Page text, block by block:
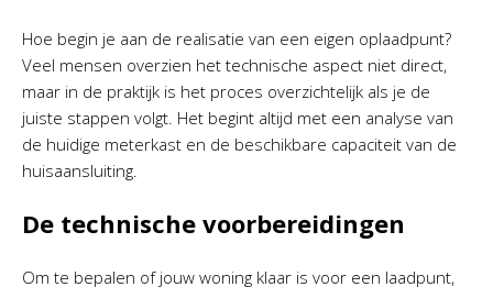
Hoe begin je aan de realisatie van een eigen oplaadpunt?
Veel mensen overzien het technische aspect niet direct,
maar in de praktijk is het proces overzichtelijk als je de
juiste stappen volgt. Het begint altijd met een analyse van
de huidige meterkast en de beschikbare capaciteit van de
huisaansluiting.
De technische voorbereidingen
Om te bepalen of jouw woning klaar is voor een laadpunt,